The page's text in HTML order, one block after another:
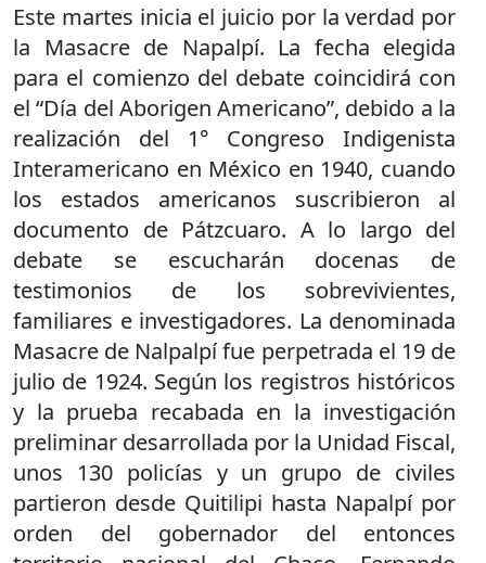
Este martes inicia el juicio por la verdad por
la Masacre de Napalpí. La fecha elegida
para el comienzo del debate coincidirá con
el “Día del Aborigen Americano”, debido a la
realización del 1° Congreso Indigenista
Interamericano en México en 1940, cuando
los estados americanos suscribieron al
documento de Pátzcuaro. A lo largo del
debate se escucharán docenas de
testimonios de los sobrevivientes,
familiares e investigadores. La denominada
Masacre de Nalpalpí fue perpetrada el 19 de
julio de 1924. Según los registros históricos
y la prueba recabada en la investigación
preliminar desarrollada por la Unidad Fiscal,
unos 130 policías y un grupo de civiles
partieron desde Quitilipi hasta Napalpí por
orden del gobernador del entonces